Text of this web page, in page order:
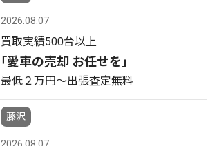
2026.08.07
買取実績500台以上
｢愛車の売却 お任せを｣
最低２万円〜出張査定無料
藤沢